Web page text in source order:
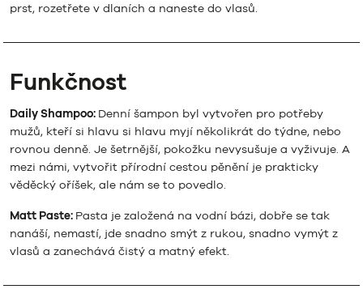
prst, rozetřete v dlaních a naneste do vlasů.
Funkčnost
Daily Shampoo: Denní šampon byl vytvořen pro potřeby
mužů, kteří si hlavu si hlavu myjí několikrát do týdne, nebo
rovnou denně. Je šetrnější, pokožku nevysušuje a vyživuje. A
mezi námi, vytvořit přírodní cestou pěnění je prakticky
věděcký oříšek, ale nám se to povedlo.
Matt Paste: Pasta je založená na vodní bázi, dobře se tak
nanáší, nemastí, jde snadno smýt z rukou, snadno vymýt z
vlasů a zanechává čistý a matný efekt.